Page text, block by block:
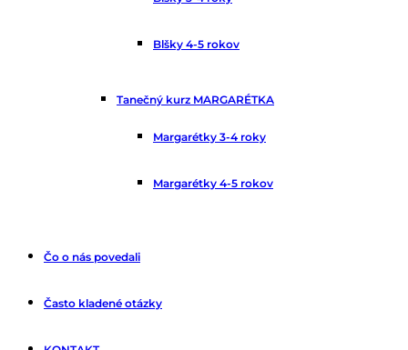
Blšky 4-5 rokov
Tanečný kurz MARGARÉTKA
Margarétky 3-4 roky
Margarétky 4-5 rokov
Čo o nás povedali
Často kladené otázky